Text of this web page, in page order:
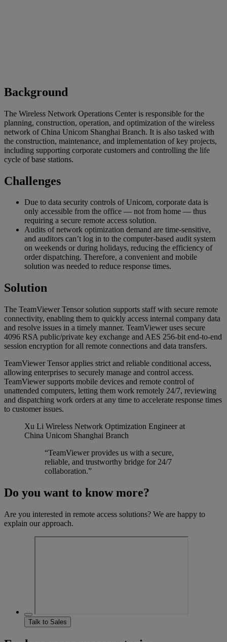
Background
The Wireless Network Operations Center is responsible for the
planning, construction, operation, and optimization of the wireless
network of China Unicom Shanghai Branch. It is also tasked with
the construction, maintenance, and implementation of key projects,
including supporting corporate customers and controlling the life
cycle of base stations.
Challenges
Due to data security controls of Unicom, corporate data is
only accessible from the office — not from home — thus
requiring a secure remote access solution.
Audits of network optimization demand are time-sensitive,
and auditors can’t log in to the computer-based audit system
on weekends or during holidays, reducing the efficiency of
order dispatching. Therefore, a convenient and mobile
solution was needed to reduce response times.
Solution
The TeamViewer Tensor solution supports staff with secure remote
connectivity, enabling them to quickly access internal company data
and resolve issues in a timely manner. TeamViewer uses secure
4096 RSA public/private key exchange and AES 256-bit end-to-end
session encryption for all remote connections and data transfers.
TeamViewer Tensor applies strict and reliable conditional access,
allowing enterprises to securely manage and control access.
TeamViewer supports mobile devices and remote control of
unattended computers, letting them work remotely 24/7, reviewing
and dispatching work orders at any time to accelerate response times
to customer issues.
Xu Li Wireless Network Optimization Engineer at
China Unicom Shanghai Branch
“TeamViewer provides us with a secure,
reliable, and trustworthy bridge for 24/7
collaboration.”
Do you want to know more?
Are you interested in remote access solutions? We are happy to
explain our approach.
Talk to Sales